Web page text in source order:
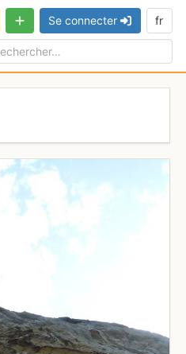
Se connecter fr